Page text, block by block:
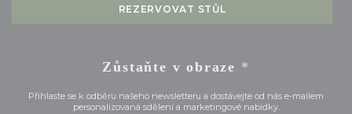
REZERVOVAT STŮL
Zůstaňte v obraze *
Přihlaste se k odběru našeho newsletteru a dostávejte od nás e-mailem
personalizovaná sdělení a marketingové nabídky.